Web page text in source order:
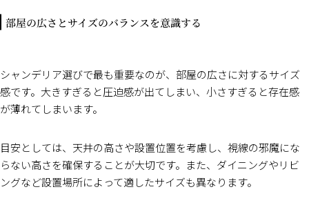
部屋の広さとサイズのバランスを意識する
シャンデリア選びで最も重要なのが、部屋の広さに対するサイズ
感です。大きすぎると圧迫感が出てしまい、小さすぎると存在感
が薄れてしまいます。
目安としては、天井の高さや設置位置を考慮し、視線の邪魔にな
らない高さを確保することが大切です。また、ダイニングやリビ
ングなど設置場所によって適したサイズも異なります。